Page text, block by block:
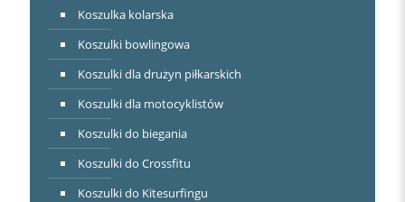
Koszulka kolarska
Koszulki bowlingowa
Koszulki dla drużyn piłkarskich
Koszulki dla motocyklistów
Koszulki do biegania
Koszulki do Crossfitu
Koszulki do Kitesurfingu